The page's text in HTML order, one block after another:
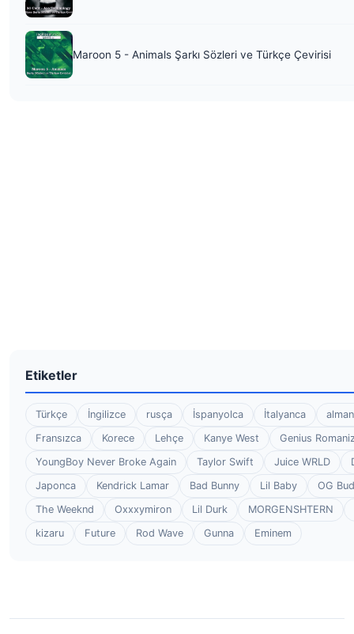
Maroon 5 - Animals Şarkı Sözleri ve Türkçe Çevirisi
Etiketler
Türkçe İngilizce rusça İspanyolca İtalyanca
Fransızca
Korece Lehçe Kanye West
Genius
YoungBoy Never Broke Again
Taylor Swift Juice WRLD
Japonca
Kendrick Lamar Bad Bunny Lil Baby
OG
The Weeknd
Oxxxymiron Lil Durk
MORGENSHTERN
kizaru
Future Rod Wave Gunna Eminem